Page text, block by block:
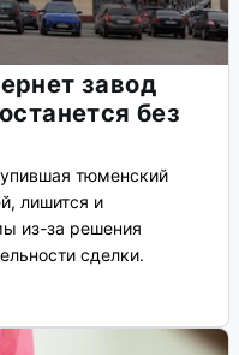
завод
без
тюменский
лишится и
из-за решения
сделки.